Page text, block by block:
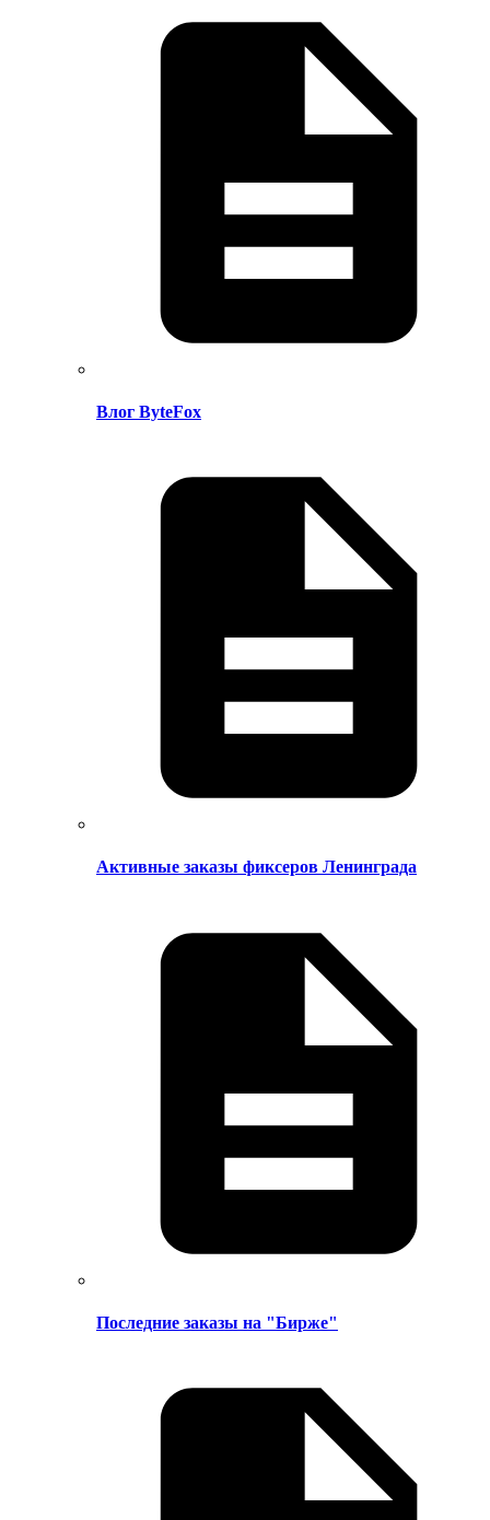
Влог ByteFox
Активные заказы фиксеров Ленинграда
Последние заказы на "Бирже"